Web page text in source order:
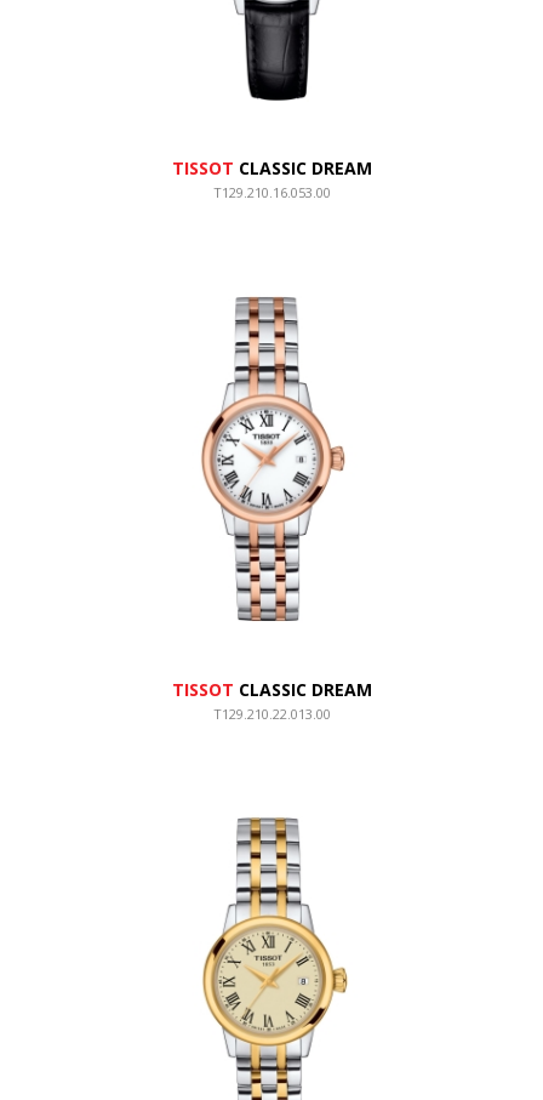
TISSOT CLASSIC DREAM
T129.210.16.053.00
TISSOT CLASSIC DREAM
T129.210.22.013.00